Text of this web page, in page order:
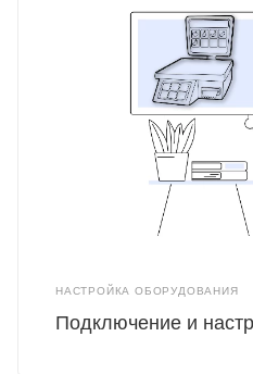
НАСТРОЙКА ОБОРУДОВАНИЯ
Подключение и